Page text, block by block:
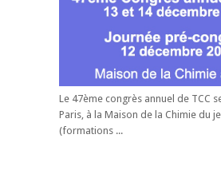
Le 47ème congrès annuel de TCC
Paris, à la Maison de la Chimie du
(formations ...